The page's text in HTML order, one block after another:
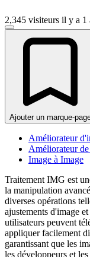
2,345 visiteurs il y a 1
Ajouter un marque-
Améliorateur
Améliorateur
Image à Image
Traitement IMG est
la manipulation
diverses opérations
ajustements d'image
utilisateurs peuvent
appliquer facilement
garantissant que les
les développeurs et